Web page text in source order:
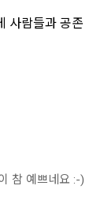
사람들과 공존
참 예쁘네요 :-)